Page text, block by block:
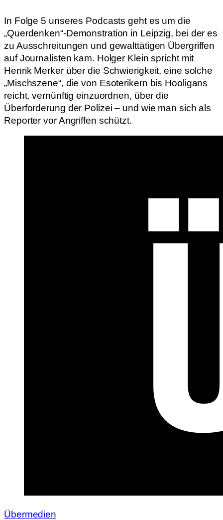
In Folge 5 unseres Podcasts geht es um die
„Querdenken“-Demonstration in Leipzig, bei der es
zu Ausschreitungen und gewalttätigen Übergriffen
auf Journalisten kam. Holger Klein spricht mit
Henrik Merker über die Schwierigkeit, eine solche
„Mischszene“, die von Esoterikern bis Hooligans
reicht, vernünftig einzuordnen, über die
Überforderung der Polizei – und wie man sich als
Reporter vor Angriffen schützt.
Übermedien